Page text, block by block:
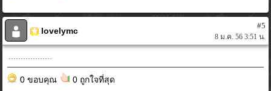
lovelymc
#5
8 ม.ค. 56 3:51 น.
0 ขอบคุณ 0 ถูกใจที่สุด